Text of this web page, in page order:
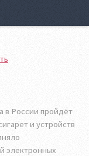
в России пройдёт
и устройств
электронных